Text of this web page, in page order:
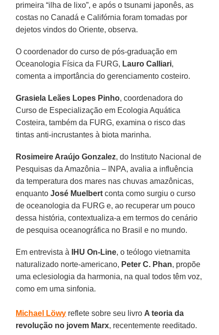
primeira “ilha de lixo”, e após o tsunami japonês, as
costas no Canadá e Califórnia foram tomadas por
dejetos vindos do Oriente, observa.
O coordenador do curso de pós-graduação em
Oceanologia Física da FURG, Lauro Calliari,
comenta a importância do gerenciamento costeiro.
Grasiela Leães Lopes Pinho, coordenadora do
Curso de Especialização em Ecologia Aquática
Costeira, também da FURG, examina o risco das
tintas anti-incrustantes à biota marinha.
Rosimeire Araújo Gonzalez, do Instituto Nacional de
Pesquisas da Amazônia – INPA, avalia a influência
da temperatura dos mares nas chuvas amazônicas,
enquantoJosé Muelbert conta como surgiu o curso
de oceanologia da FURG e, ao recuperar um pouco
dessa história, contextualiza-a em termos do cenário
de pesquisa oceanográfica no Brasil e no mundo.
Em entrevista à IHU On-Line, o teólogo vietnamita
naturalizado norte-americano, Peter C. Phan, propõe
uma eclesiologia da harmonia, na qual todos têm voz,
como em uma sinfonia.
Michael Löwy reflete sobre seu livro A teoria da
revolução no jovem Marx, recentemente reeditado.